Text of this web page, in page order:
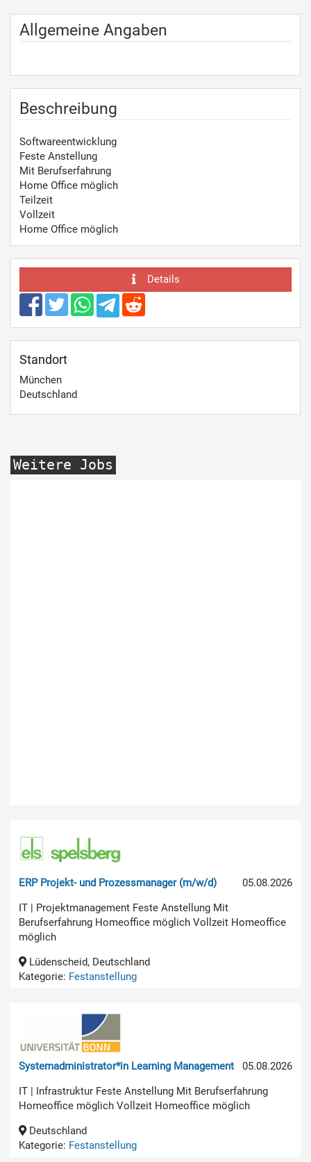
Allgemeine Angaben
Beschreibung
Softwareentwicklung
Feste Anstellung
Mit Berufserfahrung
Home Office möglich
Teilzeit
Vollzeit
Home Office möglich
Details
Standort
München
Deutschland
Weitere Jobs
05.08.2026
ERP Projekt- und Prozessmanager (m/w/d)
IT | Projektmanagement Feste Anstellung Mit
Berufserfahrung Homeoffice möglich Vollzeit Homeoffice
möglich
Lüdenscheid, Deutschland
Kategorie: Festanstellung
05.08.2026
Systemadministrator*in Learning Management
IT | Infrastruktur Feste Anstellung Mit Berufserfahrung
Homeoffice möglich Vollzeit Homeoffice möglich
Deutschland
Kategorie: Festanstellung